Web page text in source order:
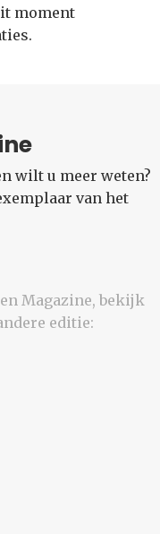
moment
wilt u meer weten?
van het
Magazine, bekijk
editie: